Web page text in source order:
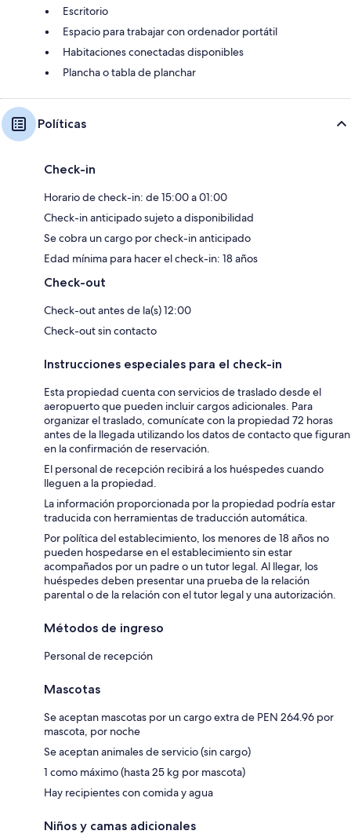
Escritorio
Espacio para trabajar con ordenador portátil
Habitaciones conectadas disponibles
Plancha o tabla de planchar
Políticas
Check-in
Horario de check-in: de 15:00 a 01:00
Check-in anticipado sujeto a disponibilidad
Se cobra un cargo por check-in anticipado
Edad mínima para hacer el check-in: 18 años
Check-out
Check-out antes de la(s) 12:00
Check-out sin contacto
Instrucciones especiales para el check-in
Esta propiedad cuenta con servicios de traslado desde el
aeropuerto que pueden incluir cargos adicionales. Para
organizar el traslado, comunícate con la propiedad 72 horas
antes de la llegada utilizando los datos de contacto que figuran
en la confirmación de reservación.
El personal de recepción recibirá a los huéspedes cuando
lleguen a la propiedad.
La información proporcionada por la propiedad podría estar
traducida con herramientas de traducción automática.
Por política del establecimiento, los menores de 18 años no
pueden hospedarse en el establecimiento sin estar
acompañados por un padre o un tutor legal. Al llegar, los
huéspedes deben presentar una prueba de la relación
parental o de la relación con el tutor legal y una autorización.
Métodos de ingreso
Personal de recepción
Mascotas
Se aceptan mascotas por un cargo extra de PEN 264.96 por
mascota, por noche
Se aceptan animales de servicio (sin cargo)
1 como máximo (hasta 25 kg por mascota)
Hay recipientes con comida y agua
Niños y camas adicionales